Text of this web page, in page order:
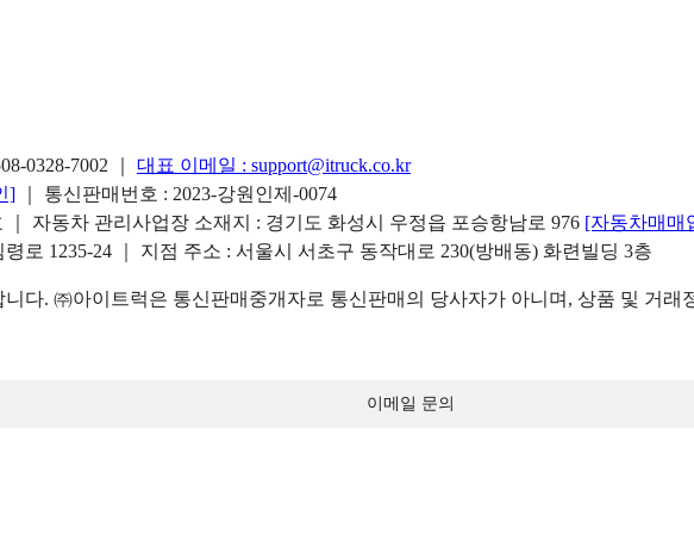
0328-7002 대표 이메일 : support@itruck.co.kr
]
｜ 통신판매번호 : 2023-강원인제-0074
｜ 자동차 관리사업장 소재지 : 경기도 화성시 우정읍 포승항남로 976 [자동차매매
로 1235-24 ｜ 지점 주소 : 서울시 서초구 동작대로 230(방배동) 화련빌딩 3층
다. ㈜아이트럭은 통신판매중개자로 통신판매의 당사자가 아니며, 상품 및 거래
이메일 문의